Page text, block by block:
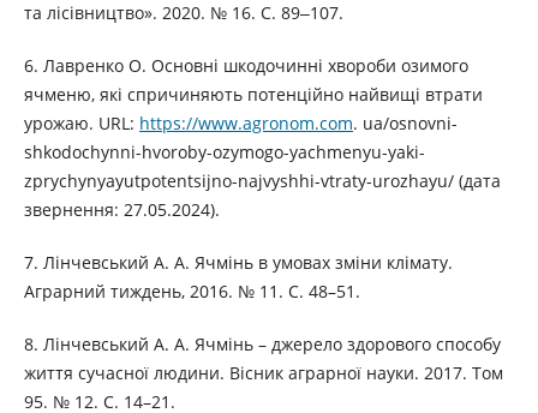
та лісівництво». 2020. № 16. С. 89‒107.
6. Лавренко О. Основні шкодочинні хвороби озимого
ячменю, які спричиняють потенційно найвищі втрати
урожаю. URL: https://www.agronom.com. ua/osnovni-
shkodochynni-hvoroby-ozymogo-yachmenyu-yaki-
zprychynyayutpotentsijno-najvyshhi-vtraty-urozhayu/ (дата
звернення: 27.05.2024).
7. Лінчевський А. А. Ячмінь в умовах зміни клімату.
Аграрний тиждень, 2016. № 11. С. 48–51.
8. Лінчевський А. А. Ячмінь – джерело здорового способу
життя сучасної людини. Вісник аграрної науки. 2017. Том
95. № 12. С. 14–21.